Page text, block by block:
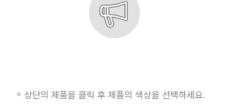
상단의 제품을 클릭 후 제품의 색상을 선택하세요.